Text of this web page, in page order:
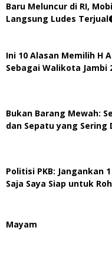
Baru Meluncur di RI,
Langsung Ludes Terjual
Ini 10 Alasan Memilih H
Sebagai Walikota Jambi
Bukan Barang Mewah:
dan Sepatu yang Sering
Politisi PKB: Jangankan
Saja Saya Siap untuk
Mayam